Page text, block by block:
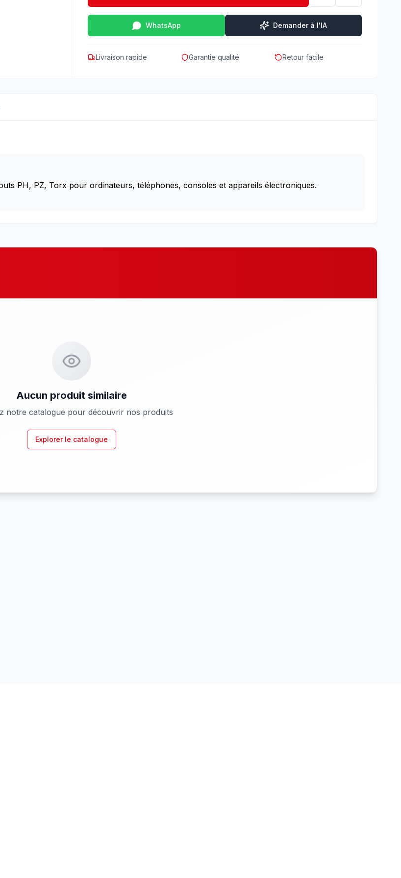
WhatsApp Demander à l'IA
Livraison rapide Garantie qualité Retour facile
PH, PZ, Torx pour ordinateurs, téléphones, consoles et appareils électroniques.
Aucun produit similaire
notre catalogue pour découvrir nos produits
Explorer le catalogue